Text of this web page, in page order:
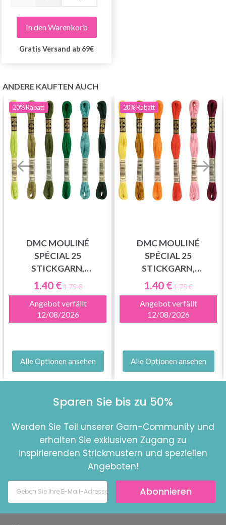
In den Warenkorb
Gratis Versand ab 69€
ANDERE KAUFTEN AUCH
20%Rabatt
DMC MOULINÉ
SPÉCIAL 25
STICKGARN,
EINFARBIG, GRÜNE
FARBTÖNE
1.40 €1.75 €
Angebot verfällt
12/08/2026
Alle Optionen ansehen
20%Rabatt
DMC MOULINÉ
SPÉCIAL 25
STICKGARN,
EINFARBIG,
ROTE/GELBE/ORANGE
FARBTÖNE
1.40 €1.75 €
Angebot verfällt
12/08/2026
Alle Optionen ansehen
Sparen Sie bis zu 50%
Werden Sie Teil unserer Garn-Community und
erhalten Sie exklusiven Zugang zu
inspirierenden Strickmustern und speziellen
Angeboten!
Abonnieren